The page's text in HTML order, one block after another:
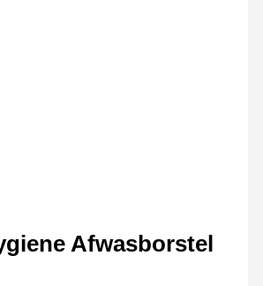
Afwasborstel